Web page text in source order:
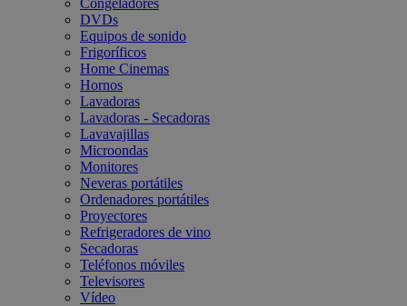
Congeladores
DVDs
Equipos de sonido
Frigoríficos
Home Cinemas
Hornos
Lavadoras
Lavadoras - Secadoras
Lavavajillas
Microondas
Monitores
Neveras portátiles
Ordenadores portátiles
Proyectores
Refrigeradores de vino
Secadoras
Teléfonos móviles
Televisores
Vídeo